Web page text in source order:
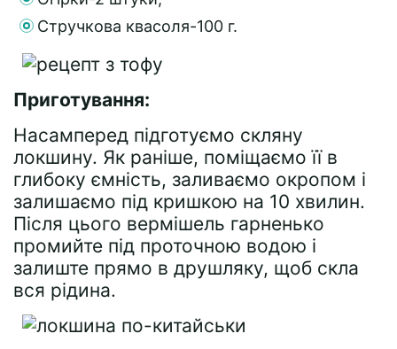
Стручкова квасоля-100 г.
Приготування:
Насамперед підготуємо скляну
локшину. Як раніше, поміщаємо її в
глибоку ємність, заливаємо окропом і
залишаємо під кришкою на 10 хвилин.
Після цього вермішель гарненько
промийте під проточною водою і
залиште прямо в друшляку, щоб скла
вся рідина.